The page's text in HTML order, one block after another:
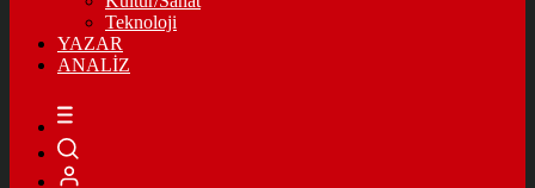
Teknoloji
YAZAR
ANALİZ